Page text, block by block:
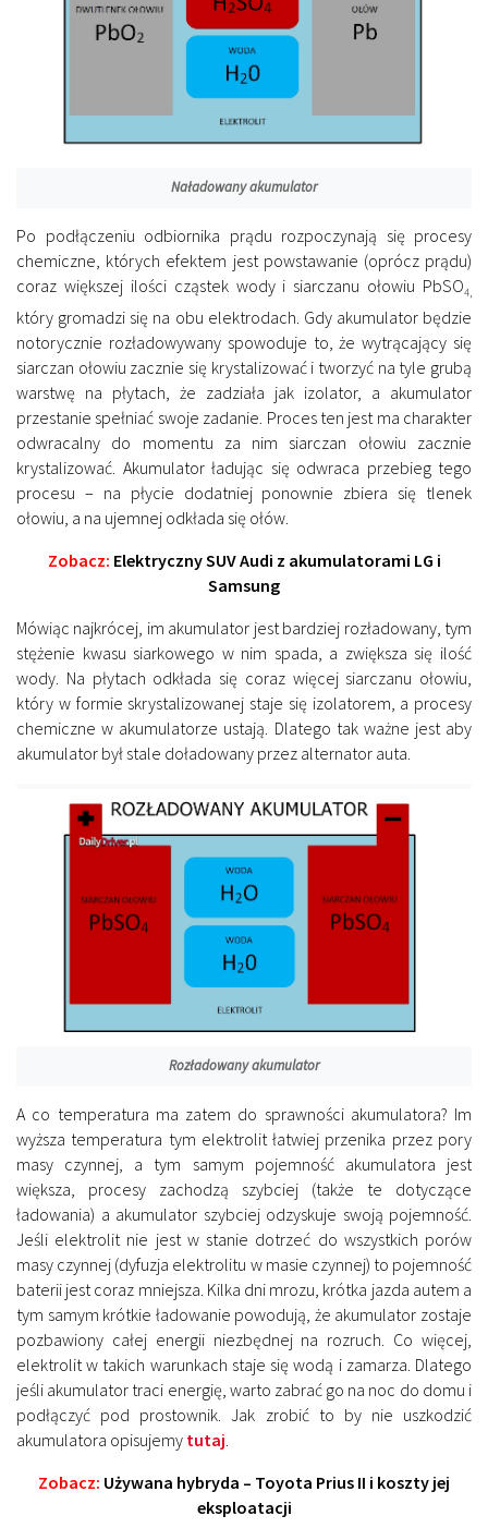
Naładowany akumulator
Po podłączeniu odbiornika prądu rozpoczynają się procesy
chemiczne, których efektem jest powstawanie (oprócz prądu)
coraz większej ilości cząstek wody i siarczanu ołowiu PbSO4,
który gromadzi się na obu elektrodach. Gdy akumulator będzie
notorycznie rozładowywany spowoduje to, że wytrącający się
siarczan ołowiu zacznie się krystalizować i tworzyć na tyle grubą
warstwę na płytach, że zadziała jak izolator, a akumulator
przestanie spełniać swoje zadanie. Proces ten jest ma charakter
odwracalny do momentu za nim siarczan ołowiu zacznie
krystalizować. Akumulator ładując się odwraca przebieg tego
procesu – na płycie dodatniej ponownie zbiera się tlenek
ołowiu, a na ujemnej odkłada się ołów.
Zobacz: Elektryczny SUV Audi z akumulatorami LG i
Samsung
Mówiąc najkrócej, im akumulator jest bardziej rozładowany, tym
stężenie kwasu siarkowego w nim spada, a zwiększa się ilość
wody. Na płytach odkłada się coraz więcej siarczanu ołowiu,
który w formie skrystalizowanej staje się izolatorem, a procesy
chemiczne w akumulatorze ustają. Dlatego tak ważne jest aby
akumulator był stale doładowany przez alternator auta.
Rozładowany akumulator
A co temperatura ma zatem do sprawności akumulatora? Im
wyższa temperatura tym elektrolit łatwiej przenika przez pory
masy czynnej, a tym samym pojemność akumulatora jest
większa, procesy zachodzą szybciej (także te dotyczące
ładowania) a akumulator szybciej odzyskuje swoją pojemność.
Jeśli elektrolit nie jest w stanie dotrzeć do wszystkich porów
masy czynnej (dyfuzja elektrolitu w masie czynnej) to pojemność
baterii jest coraz mniejsza. Kilka dni mrozu, krótka jazda autem a
tym samym krótkie ładowanie powodują, że akumulator zostaje
pozbawiony całej energii niezbędnej na rozruch. Co więcej,
elektrolit w takich warunkach staje się wodą i zamarza. Dlatego
jeśli akumulator traci energię, warto zabrać go na noc do domu i
podłączyć pod prostownik. Jak zrobić to by nie uszkodzić
akumulatora opisujemy tutaj
Zobacz: Używana hybryda – Toyota Prius II i koszty jej
eksploatacji